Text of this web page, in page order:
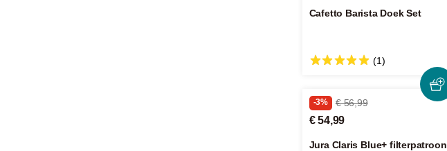
Cafetto Barista Doek Set
(1)
-3% € 56,99
€ 54,99
Jura Claris Blue+ filterpatroon